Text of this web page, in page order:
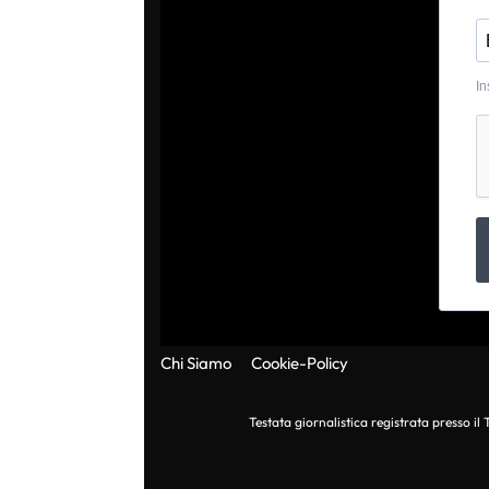
Chi Siamo Cookie-Policy
Testata giornalistica registrata presso il